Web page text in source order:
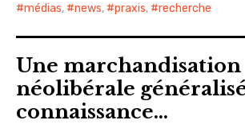
médias, news, praxis, recherche
Une marchandisation
néolibérale
connaissance…